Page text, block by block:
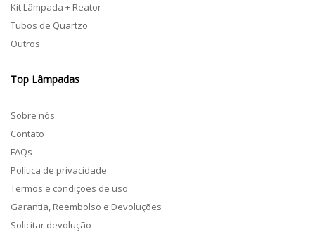
Kit Lâmpada + Reator
Tubos de Quartzo
Outros
Top Lâmpadas
Sobre nós
Contato
FAQs
Política de privacidade
Termos e condições de uso
Garantia, Reembolso e Devoluções
Solicitar devolução